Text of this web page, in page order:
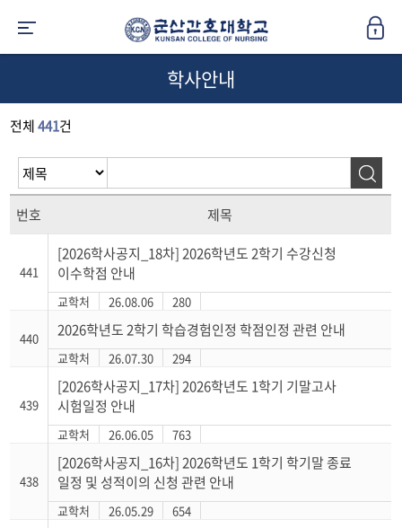
학사안내
전체441건
번호 제목
441
[2026학사공지_18차] 2026학년도 2학기 수강신청
이수학점 안내
교학처 26.08.06 280
440 2026학년도 2학기 학습경험인정 학점인정 관련 안내
교학처 26.07.30 294
439
[2026학사공지_17차] 2026학년도 1학기 기말고사
시험일정 안내
교학처 26.06.05 763
438
[2026학사공지_16차] 2026학년도 1학기 학기말 종료
일정 및 성적이의 신청 관련 안내
교학처 26.05.29 654